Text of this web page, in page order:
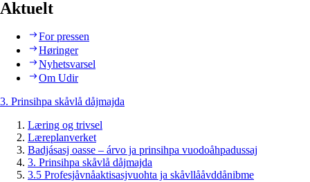
Aktuelt
For pressen
Høringer
Nyhetsvarsel
Om Udir
3. Prinsihpa skåvlå dåjmajda
Læring og trivsel
Læreplanverket
Badjásasj oasse – árvo ja prinsihpa vuodoåhpadussaj
3. Prinsihpa skåvlå dåjmajda
3.5 Profesjåvnåaktisasjvuohta ja skåvllååvddånibme